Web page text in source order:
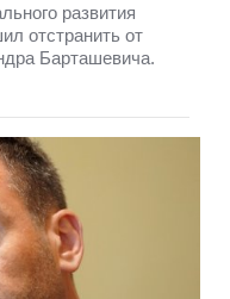
развития
отстранить от
Барташевича.